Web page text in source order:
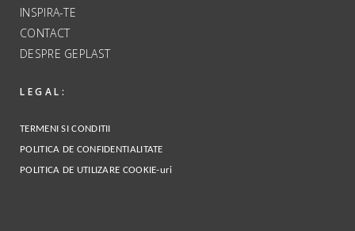
INSPIRA-TE
CONTACT
DESPRE GEPLAST
LEGAL:
TERMENI SI CONDITII
POLITICA DE CONFIDENTIALITATE
POLITICA DE UTILIZARE COOKIE-uri